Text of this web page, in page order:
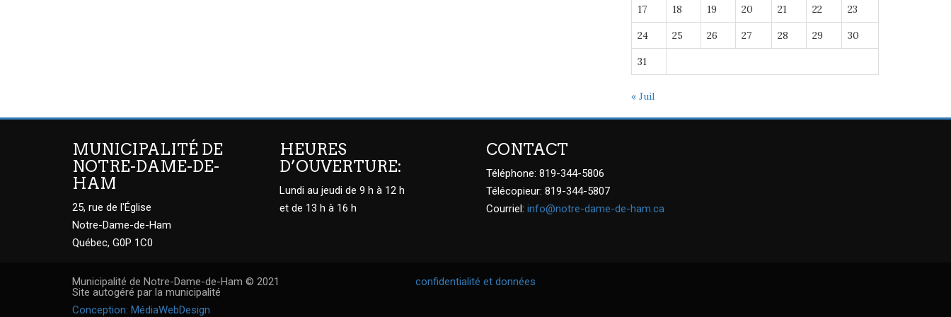
17 18 19 20 21 22 23
24 25 26 27 28 29 30
31
« Juil
MUNICIPALITÉ DE
NOTRE-DAME-DE-
HAM
25, rue de l'Église
Notre-Dame-de-Ham
Québec, G0P 1C0
HEURES
D’OUVERTURE:
Lundi au jeudi de 9 h à 12 h
et de 13 h à 16 h
CONTACT
Téléphone: 819-344-5806
Télécopieur: 819-344-5807
Courriel: info@notre-dame-de-ham.ca
Municipalité de Notre-Dame-de-Ham © 2021
Site autogéré par la municipalité
Conception: MédiaWebDesign
confidentialité et données